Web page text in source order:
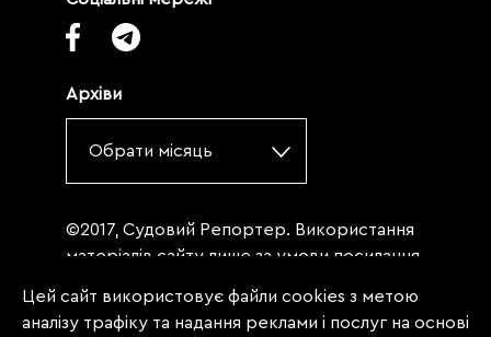
Архіви
Обрати місяць
©2017, Судовий Репортер. Використання
матеріалів сайту лише за умови посилання
«Судовий репортер» не нижче третього
Цей сайт використовує файли cookies з метою
аналізу трафіку та надання реклами і послуг на основі